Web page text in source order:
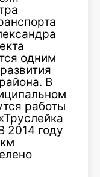
одним
В
работы
2014 году